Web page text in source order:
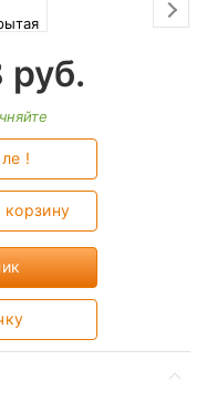
руб.
!
корзину